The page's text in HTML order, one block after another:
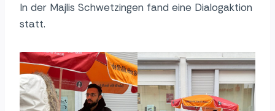
In der Majlis Schwetzingen fand eine Dialogaktion
statt.